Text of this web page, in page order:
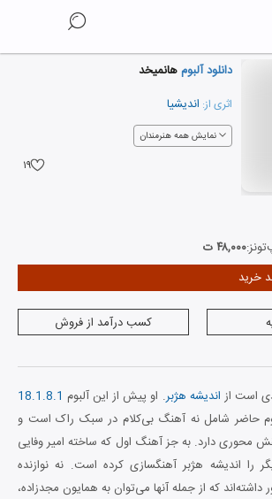
دانلود آلبومهانمیخد
اثری از: اندیشیا
نمایش همه هنرمندان
۱۹
۴۸,۰۰۰ ت
خرید
کسب درآمد از فروش
است از اندیشه هژبر. او پیش از این آلبوم 18.1.8.1
حاضر شامل نه آهنگ بی‌کلام در سبک راک است و
محوری دارد. به جز آهنگ اول که ساخته امیر وفایی
اندیشه هژبر آهنگسازی کرده است. نه نوازنده
که از جمله آنها می‌توان به همایون مجدزاده،